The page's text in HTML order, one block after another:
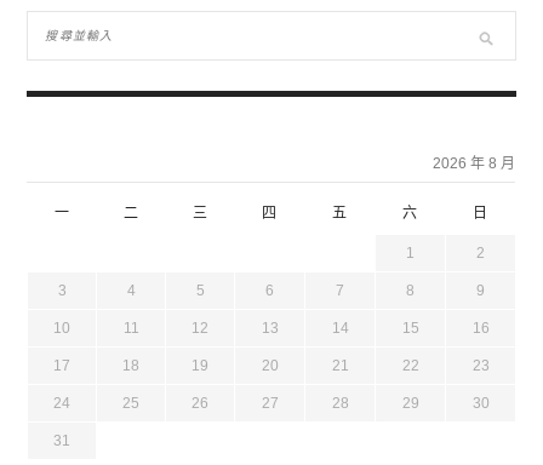
2026 年 8 月
一 二 三 四 五 六 日
1 2
3 4 5 6 7 8 9
10 11 12 13 14 15 16
17 18 19 20 21 22 23
24 25 26 27 28 29 30
31